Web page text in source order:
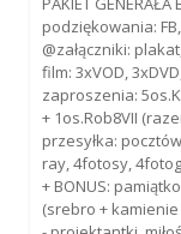
podziękowania:
@załączniki:
film: 3xVOD,
zaproszenia:
+ 1os.Rob8VII
przesyłka:
ray, 4fotosy,
+ BONUS:
(srebro +